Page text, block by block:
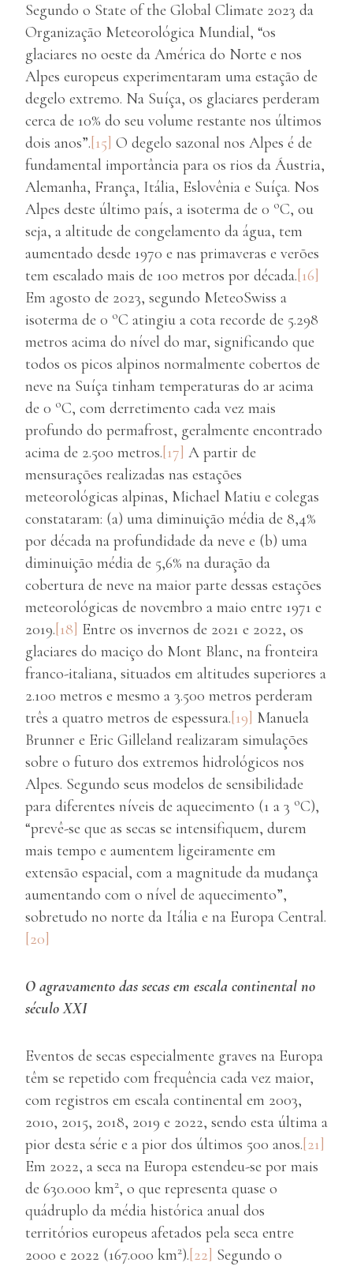
Segundo o State of the Global Climate 2023 da
Organização Meteorológica Mundial, “os
glaciares no oeste da América do Norte e nos
Alpes europeus experimentaram uma estação de
degelo extremo. Na Suíça, os glaciares perderam
cerca de 10% do seu volume restante nos últimos
dois anos”.[15] O degelo sazonal nos Alpes é de
fundamental importância para os rios da Áustria,
Alemanha, França, Itália, Eslovênia e Suíça. Nos
Alpes deste último país, a isoterma de 0 oC, ou
seja, a altitude de congelamento da água, tem
aumentado desde 1970 e nas primaveras e verões
tem escalado mais de 100 metros por década.[16]
Em agosto de 2023, segundo MeteoSwiss a
isoterma de 0 oC atingiu a cota recorde de 5.298
metros acima do nível do mar, significando que
todos os picos alpinos normalmente cobertos de
neve na Suíça tinham temperaturas do ar acima
de 0 oC, com derretimento cada vez mais
profundo do permafrost, geralmente encontrado
acima de 2.500 metros.[17] A partir de
mensurações realizadas nas estações
meteorológicas alpinas, Michael Matiu e colegas
constataram: (a) uma diminuição média de 8,4%
por década na profundidade da neve e (b) uma
diminuição média de 5,6% na duração da
cobertura de neve na maior parte dessas estações
meteorológicas de novembro a maio entre 1971 e
2019.[18] Entre os invernos de 2021 e 2022, os
glaciares do maciço do Mont Blanc, na fronteira
franco-italiana, situados em altitudes superiores a
2.100 metros e mesmo a 3.500 metros perderam
três a quatro metros de espessura.[19] Manuela
Brunner e Eric Gilleland realizaram simulações
sobre o futuro dos extremos hidrológicos nos
Alpes. Segundo seus modelos de sensibilidade
para diferentes níveis de aquecimento (1 a 3 oC),
“prevê-se que as secas se intensifiquem, durem
mais tempo e aumentem ligeiramente em
extensão espacial, com a magnitude da mudança
aumentando com o nível de aquecimento”,
sobretudo no norte da Itália e na Europa Central.
[20]
O agravamento das secas em escala continental no
século XXI
Eventos de secas especialmente graves na Europa
têm se repetido com frequência cada vez maior,
com registros em escala continental em 2003,
2010, 2015, 2018, 2019 e 2022, sendo esta última a
pior desta série e a pior dos últimos 500 anos.[21]
Em 2022, a seca na Europa estendeu-se por mais
de 630.000 km2, o que representa quase o
quádruplo da média histórica anual dos
territórios europeus afetados pela seca entre
2000 e 2022 (167.000 km2).[22] Segundo o